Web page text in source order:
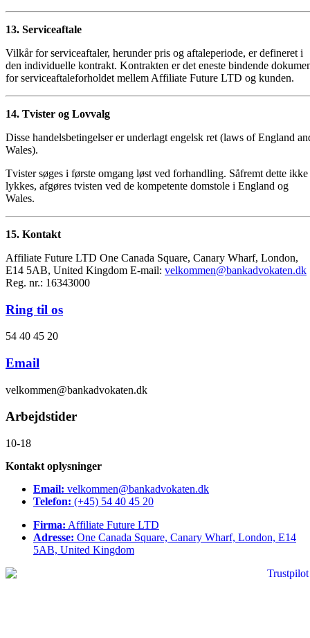
13. Serviceaftale
Vilkår for serviceaftaler, herunder pris og aftaleperiode, er defineret i
den individuelle kontrakt. Kontrakten er det eneste bindende
for serviceaftaleforholdet mellem Affiliate Future LTD og kunden.
14. Tvister og Lovvalg
Disse handelsbetingelser er underlagt engelsk ret (laws of England
Wales).
Tvister søges i første omgang løst ved forhandling. Såfremt dette ikke
lykkes, afgøres tvisten ved de kompetente domstole i England og
Wales.
15. Kontakt
Affiliate Future LTD One Canada Square, Canary Wharf, London,
E14 5AB, United Kingdom E-mail: velkommen@bankadvokaten.dk
Reg. nr.: 16343000
Ring til os
54 40 45 20
Email
velkommen@bankadvokaten.dk
Arbejdstider
10-18
Kontakt oplysninger
Email: velkommen@bankadvokaten.dk
Telefon: (+45) 54 40 45 20
Firma: Affiliate Future LTD
Adresse: One Canada Square, Canary Wharf, London, E14
5AB, United Kingdom